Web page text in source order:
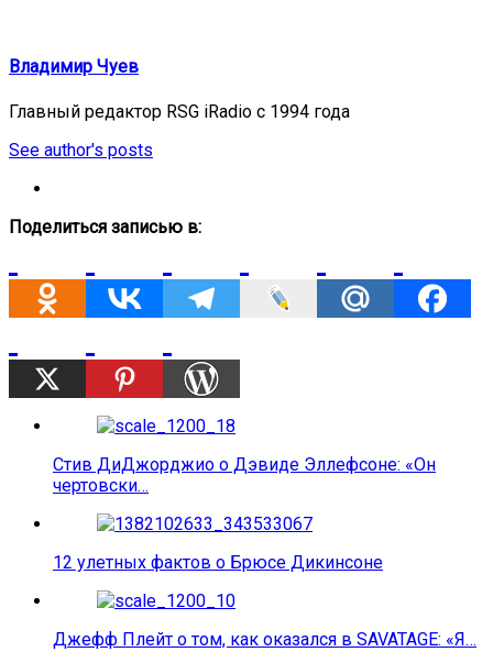
Владимир Чуев
Главный редактор RSG iRadio с 1994 года
See author's posts
Поделиться записью в:
Стив ДиДжорджио о Дэвиде Эллефсоне: «Он
чертовски…
12 улетных фактов о Брюсе Дикинсоне
Джефф Плейт о том, как оказался в SAVATAGE: «Я…